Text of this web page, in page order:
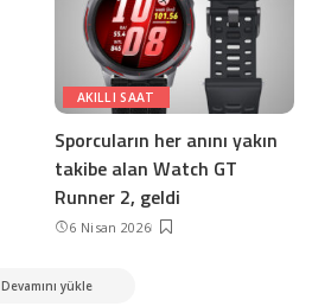
AKILLI SAAT
Sporcuların her anını yakın
takibe alan Watch GT
Runner 2, geldi
6 Nisan 2026
Devamını yükle